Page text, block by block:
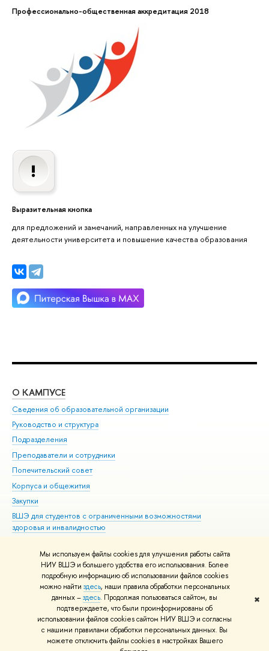
Мы используем файлы cookies для улучшения работы сайта
НИУ ВШЭ и большего удобства его использования. Более
подробную информацию об использовании файлов cookies
можно найти здесь, наши правила обработки персональных
данных –здесь. Продолжая пользоваться сайтом, вы
подтверждаете, что были проинформированы об
использовании файлов cookies сайтом НИУ ВШЭ и согласны
с нашими правилами обработки персональных данных. Вы
можете отключить файлы cookies в настройках Вашего
✖
Профессионально-общественная аккредитация 2018
Выразительная кнопка
для предложений и замечаний, направленных на улучшение
деятельности университета и повышение качества образования
О КАМПУСЕ
Сведения об образовательной организации
Руководство и структура
Подразделения
Преподаватели и сотрудники
Попечительский совет
Корпуса и общежития
Закупки
ВШЭ для студентов с ограниченными возможностями
здоровья и инвалидностью
Единая платежная страница
© НИУ ВШЭ 1993–2026 Адреса и контакты Условия использования
материалов Политика конфиденциальности Карта сайта
Шрифты HSE Sans и HSE Slab разработаны вШколе дизайна НИУ ВШЭ